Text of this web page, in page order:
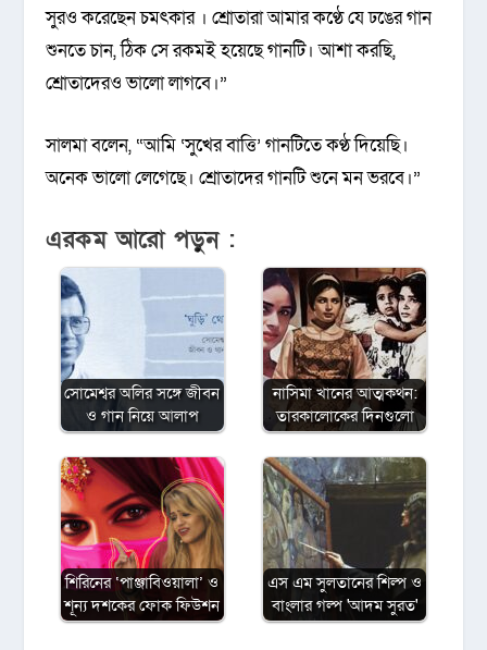
সুরও করেছেন চমৎকার । শ্রোতারা আমার কণ্ঠে যে ঢঙের গান
শুনতে চান, ঠিক সে রকমই হয়েছে গানটি। আশা করছি,
শ্রোতাদেরও ভালো লাগবে।”
সালমা বলেন, “আমি ‘সুখের বাত্তি’ গানটিতে কণ্ঠ দিয়েছি।
অনেক ভালো লেগেছে। শ্রোতাদের গানটি শুনে মন ভরবে।”
এরকম আরো পড়ুন :
সোমেশ্বর অলির সঙ্গে জীবন
ও গান নিয়ে আলাপ
নাসিমা খানের আত্মকথন:
তারকালোকের দিনগুলো
শিরিনের ‘পাঞ্জাবিওয়ালা’ ও
শূন্য দশকের ফোক ফিউশন
এস এম সুলতানের শিল্প ও
বাংলার গল্প 'আদম সুরত'